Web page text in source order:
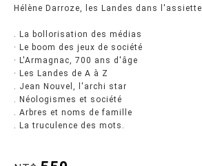
Hélène Darroze, les Landes dans l'assiette
. La bollorisation des médias
· Le boom des jeux de société
· L'Armagnac, 700 ans d'âge
· Les Landes de A à Z
. Jean Nouvel, l'archi star
. Néologismes et société
. Arbres et noms de famille
. La truculence des mots.